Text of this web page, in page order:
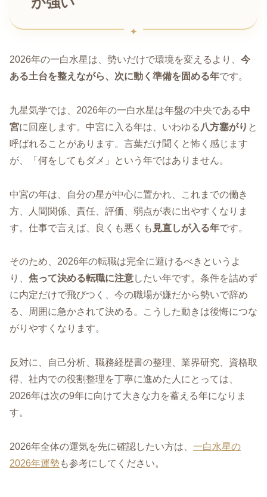
2026年の一白水星は、勢いだけで環境を変えるより、 今
ある土台を整えながら、次に動く準備を固める年です。
九星気学では、2026年の一白水星は年盤の中央である中
宮に回座します。中宮に入る年は、いわゆる 八方塞がり と
呼ばれることがあります。言葉だけ聞くと怖く感じます
が、「何をしてもダメ」という年ではありません。
中宮の年は、自分の星が中心に置かれ、これまでの働き
方、人間関係、責任、評価、弱点が表に出やすくなりま
す。仕事で言えば、良くも悪くも 見直しが入る年です。
そのため、2026年の転職は完全に避けるべきというよ
り、 焦って決める転職に注意したい年です。条件を詰めず
に内定だけで飛びつく、今の職場が嫌だから勢いで辞め
る、周囲に急かされて決める。こうした動きは後悔につな
がりやすくなります。
反対に、自己分析、職務経歴書の整理、業界研究、資格取
得、社内での役割整理を丁寧に進めた人にとっては、
2026年は次の9年に向けて大きな力を蓄える年になりま
す。
2026年全体の運気を先に確認したい方は、 一白水星の
2026年運勢も参考にしてください。